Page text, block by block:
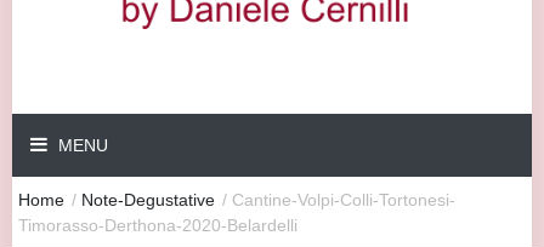
MENU
Home / Note-Degustative / Cantine-Volpi-Colli-Tortonesi-
Timorasso-Derthona-2020-Belardelli